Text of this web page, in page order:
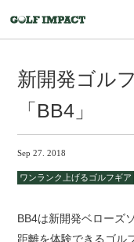
新開発ゴル
「BB4」
Sep 27. 2018
ワンランク上げるゴルフギア
BB4は新開発ベローズ
距離を体験できるゴル